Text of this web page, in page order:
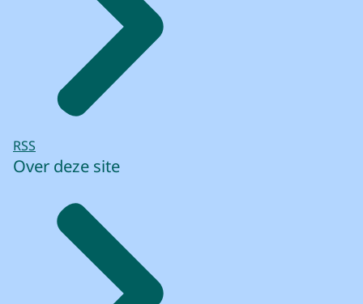
RSS
Over deze site